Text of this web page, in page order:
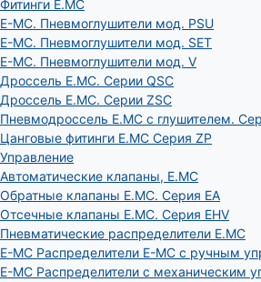
Фитинги E.MC
E-MC. Пневмоглушители мод. PSU
E-MC. Пневмоглушители мод. SET
E-MC. Пневмоглушители мод. V
Дроссель E.MC. Серии QSC
Дроссель E.MC. Серии ZSC
Пневмодроссель E.MC с глушителем.
Цанговые фитинги E.MC Серия ZP
Управление
Автоматические клапаны, Е.МС
Обратные клапаны E.MC. Серия EA
Отсечные клапаны E.MC. Серия EHV
Пневматические распределители E.MC
E-MC Распределители E-MC с ручным
E-MC Распределители с механическим